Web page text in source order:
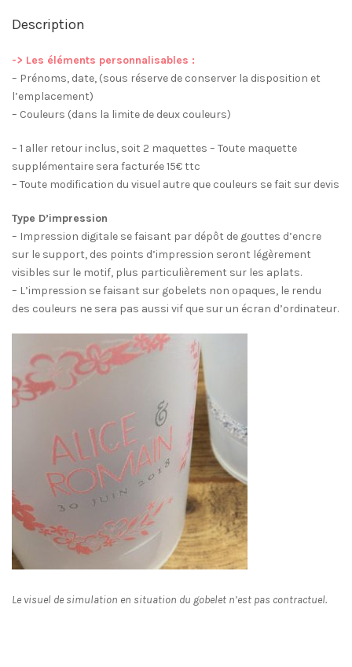
Description
-> Les éléments personnalisables :
– Prénoms, date, (sous réserve de conserver la disposition et
l’emplacement)
– Couleurs (dans la limite de deux couleurs)
– 1 aller retour inclus, soit 2 maquettes – Toute maquette
supplémentaire sera facturée 15€ ttc
– Toute modification du visuel autre que couleurs se fait sur devis
Type D’impression
– Impression digitale se faisant par dépôt de gouttes d’encre
sur le support, des points d’impression seront légèrement
visibles sur le motif, plus particulièrement sur les aplats.
– L’impression se faisant sur gobelets non opaques, le rendu
des couleurs ne sera pas aussi vif que sur un écran d’ordinateur.
Le visuel de simulation en situation du gobelet n’est pas contractuel.